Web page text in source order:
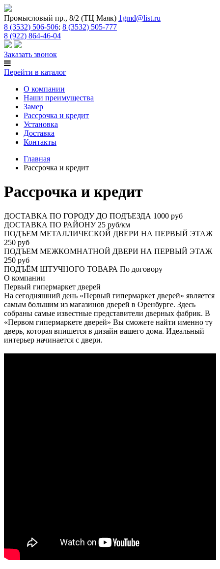
Промысловый пр., 8/2 (ТЦ Маяк) 1gmd@list.ru
8 (3532) 506-506; 8 (3532) 505-777
8 (922) 864-46-04
Заказать звонок
Перейти в каталог
О компании
Наши преимущества
Замер
Рассрочка и кредит
Установка
Доставка
Контакты
Главная
Рассрочка и кредит
Рассрочка и кредит
ДОСТАВКА ПО ГОРОДУ ДО ПОДЪЕЗДА 1000 руб
ДОСТАВКА ПО РАЙОНУ25 руб/км
ПОДЪЕМ МЕТАЛЛИЧЕСКОЙ ДВЕРИ НА ПЕРВЫЙ ЭТАЖ
250 руб
ПОДЪЕМ МЕЖКОМНАТНОЙ ДВЕРИ НА ПЕРВЫЙ ЭТАЖ
250 руб
ПОДЪЁМ ШТУЧНОГО ТОВАРА По договору
О компании
Первый гипермаркет дверей
На сегодняшний день «Первый гипермаркет дверей» является
самым большим из магазинов дверей в Оренбурге. Здесь
собраны самые известные представители дверных фабрик. В
«Первом гипермаркете дверей» Вы сможете найти именно ту
дверь, которая впишется в дизайн вашего дома. Идеальный
интерьер начинается с двери.